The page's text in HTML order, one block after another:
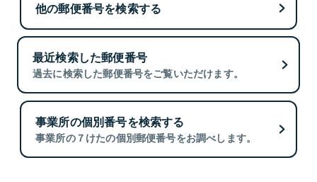
他の郵便番号を検索する
最近検索した郵便番号
過去に検索した郵便番号をご覧いただけます。
事業所の個別番号を検索する
事業所の７けたの個別郵便番号をお調べします。